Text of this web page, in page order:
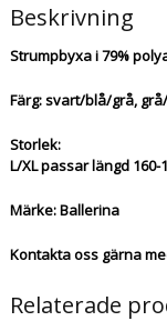
Beskrivning
Strumpbyxa i 79%
Färg: svart/blå/grå,
Storlek:
L/XL passar längd 160-
Märke: Ballerina
Kontakta oss gärna
Relaterade